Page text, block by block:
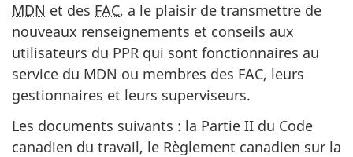
MDN et des FAC, a le plaisir de transmettre de
nouveaux renseignements et conseils aux
utilisateurs du PPR qui sont fonctionnaires au
service du MDN ou membres des FAC, leurs
gestionnaires et leurs superviseurs.
Les documents suivants : la Partie II du Code
canadien du travail, le Règlement canadien sur la